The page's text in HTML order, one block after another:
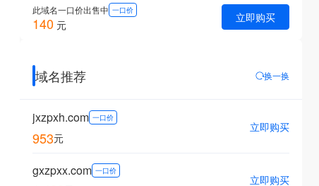
此域名一口价出售中 一口价
140 元
立即购买
域名推荐 换一换
jxzpxh.com 一口价
953元
立即购买
gxzpxx.com 一口价
立即购买